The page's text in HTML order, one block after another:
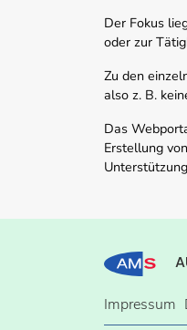
Der Fokus
oder zur
Zu den
also z. B.
Das
Erstellung
Impressum